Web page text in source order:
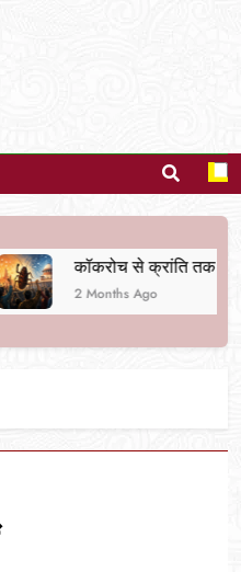
कॉकरोच से क्रांति तक
2 Months Ago